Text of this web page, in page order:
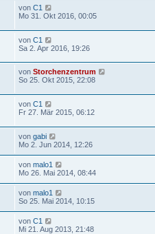
von C1
Mo 31. Okt 2016, 00:05
von C1
Sa 2. Apr 2016, 19:26
von Storchenzentrum
So 25. Okt 2015, 22:08
von C1
Fr 27. Mär 2015, 06:12
von gabi
Mo 2. Jun 2014, 12:26
von malo1
Mo 26. Mai 2014, 08:44
von malo1
So 25. Mai 2014, 10:15
von C1
Mi 21. Aug 2013, 21:48